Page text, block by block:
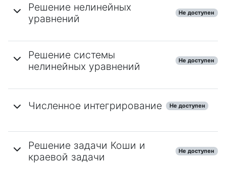
Решение нелинейных
уравнений
Не доступен
Решение системы
нелинейных уравнений
Не доступен
Численное интегрирование Не доступен
Решение задачи Коши и
краевой задачи
Не доступен